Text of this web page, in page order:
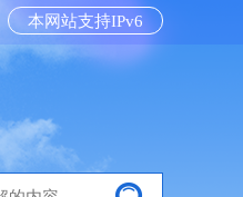
本网站支持IPv6